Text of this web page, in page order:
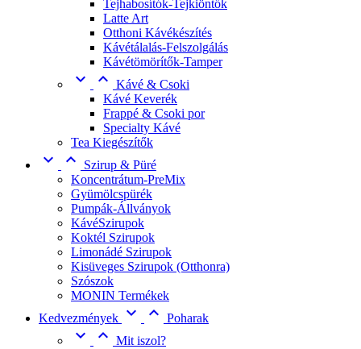
Tejhabosítók-Tejkiöntők
Latte Art
Otthoni Kávékészítés
Kávétálalás-Felszolgálás
Kávétömörítők-Tamper
  Kávé & Csoki
Kávé Keverék
Frappé & Csoki por
Specialty Kávé
Tea Kiegészítők
 
Szirup & Püré
Koncentrátum-PreMix
Gyümölcspürék
Pumpák-Állványok
KávéSzirupok
Koktél Szirupok
Limonádé Szirupok
Kisüveges Szirupok (Otthonra)
Szószok
MONIN Termékek
Kedvezmények   Poharak
  Mit iszol?